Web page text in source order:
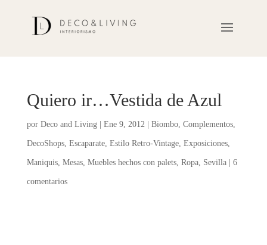
Quiero ir…Vestida de Azul
por Deco and Living| Ene 9, 2012 | Biombo, Complementos,
DecoShops, Escaparate, Estilo Retro-Vintage, Exposiciones,
Maniquis, Mesas, Muebles hechos con palets, Ropa, Sevilla| 6
comentarios